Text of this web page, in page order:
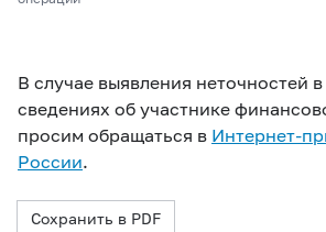
В случае выявления неточностей
сведениях об участнике
просим обращаться в Интернет-
России.
Сохранить в PDF